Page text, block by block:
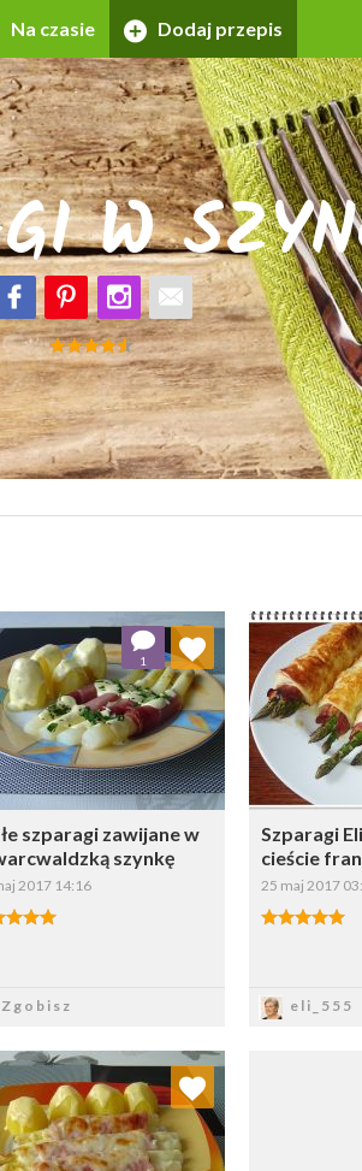
Na czasie Dodaj przepis
W
szparagi zawijane w
szynkę
2017 14:16
Zgobisz
1
Dodaj do ulubionych
Wybierz listę:
Szparagi
cieście
25 maj 2017
eli_555
Dodaj do ulubionych
Wybierz listę: